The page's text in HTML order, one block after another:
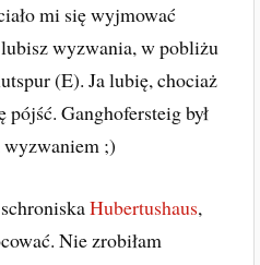
mi się wyjmować
wyzwania, w pobliżu
(E). Ja lubię, chociaż
pójść. Ganghofersteig był
;)
Hubertushaus,
Nie zrobiłam